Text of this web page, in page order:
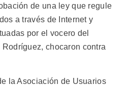
de una ley que regule
a través de Internet y
por el vocero del
chocaron contra
la Asociación de Usuarios